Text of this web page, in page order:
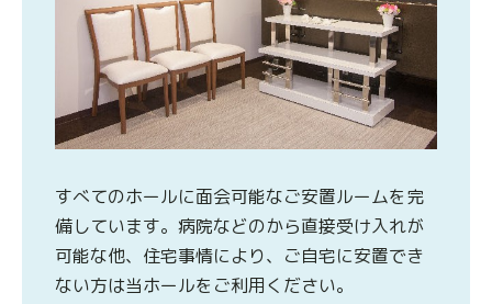
すべてのホールに面会可能なご安置ルームを完
備しています。病院などのから直接受け入れが
可能な他、住宅事情により、ご自宅に安置でき
ない方は当ホールをご利用ください。